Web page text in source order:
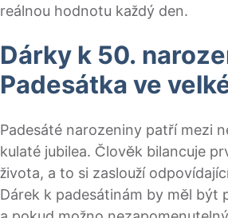
reálnou hodnotu každý den.
Dárky k 50.
Padesátka ve
Padesáté narozeniny patří mezi
kulaté jubilea. Člověk bilancuje
života, a to si zaslouží
Dárek k padesátinám by měl být